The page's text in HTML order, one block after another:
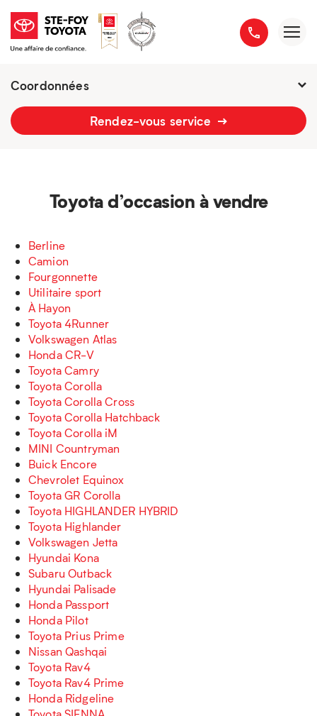
Coordonnées
Fermé : Ouverture-
Rendez-vous service
Toyota d’occasion à vendre
Berline
Camion
Fourgonnette
Utilitaire sport
À Hayon
Toyota 4Runner
Volkswagen Atlas
Honda CR-V
Toyota Camry
Toyota Corolla
Toyota Corolla Cross
Toyota Corolla Hatchback
Toyota Corolla iM
MINI Countryman
Buick Encore
Chevrolet Equinox
Toyota GR Corolla
Toyota HIGHLANDER HYBRID
Toyota Highlander
Volkswagen Jetta
Hyundai Kona
Subaru Outback
Hyundai Palisade
Honda Passport
Honda Pilot
Toyota Prius Prime
Nissan Qashqai
Toyota Rav4
Toyota Rav4 Prime
Honda Ridgeline